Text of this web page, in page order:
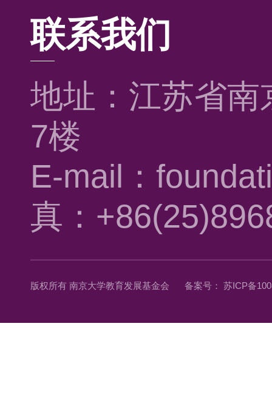
联系我们
地址：江苏省
7楼
E-mail：
真：
版权所有 南京大学教育发展基金会 备案号： 苏ICP备